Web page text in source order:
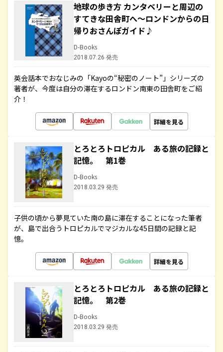
地球の歩き方 カンタベリーと周辺の
すてきな田舎町へ～ロンドンからの日
帰りおさんぽガイド♪
D-Books
2018.07.26 発売
英会話本でおなじみの「Kayoの“秘密のノート”」シリーズの
著者が、今度は自分の滞在するロンドン南東の田舎町をご紹
介！
詳細を見る
とろとろトロピカル ある旅の記録と
記憶。 第1巻
D-Books
2018.03.29 発売
子供の頃から夢見ていた南の島に滞在することになった筆者
が、島で出合うトロピカルでマジカルな45日間の記録と記
憶。
詳細を見る
とろとろトロピカル ある旅の記録と
記憶。 第2巻
D-Books
2018.03.29 発売